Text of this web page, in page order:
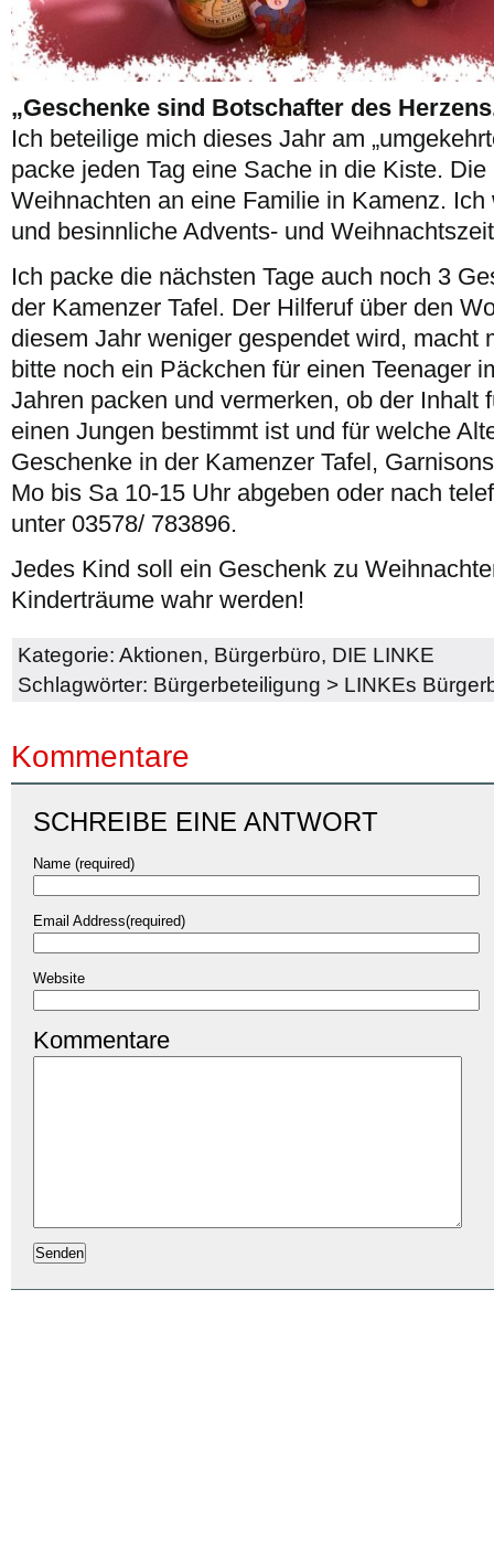
„Geschenke sind Botschafter des
Ich beteilige mich dieses Jahr am
packe jeden Tag eine Sache in die Kiste.
Weihnachten an eine Familie in Kamenz.
und besinnliche Advents- und
Ich packe die nächsten Tage auch noch 3
der Kamenzer Tafel. Der Hilferuf über den
diesem Jahr weniger gespendet wird, macht
bitte noch ein Päckchen für einen Teenager
Jahren packen und vermerken, ob der Inhalt
einen Jungen bestimmt ist und für welche
Geschenke in der Kamenzer Tafel,
Mo bis Sa 10-15 Uhr abgeben oder nach
unter 03578/ 783896.
Jedes Kind soll ein Geschenk zu
Kinderträume wahr werden!
Kategorie: Aktionen, Bürgerbüro, DIE LINKE
Schlagwörter: Bürgerbeteiligung > LINKEs
Kommentare
SCHREIBE EINE ANTWORT
Name (required)
Email Address(required)
Website
Kommentare